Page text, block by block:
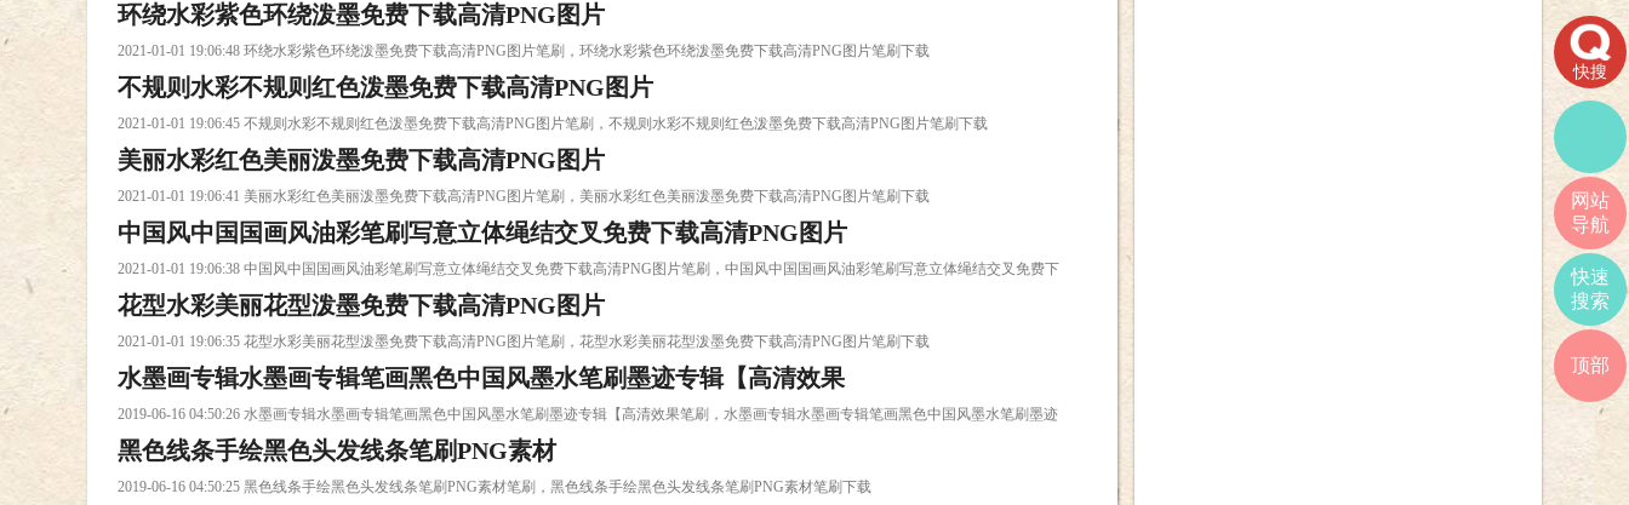
环绕水彩紫色环绕泼墨免费下载高清PNG图片
2021-01-01 19:06:48 环绕水彩紫色环绕泼墨免费下载高清PNG图片笔刷，环绕水彩紫色环绕泼墨免费下载高清PNG图片笔刷下载
不规则水彩不规则红色泼墨免费下载高清PNG图片
2021-01-01 19:06:45 不规则水彩不规则红色泼墨免费下载高清PNG图片笔刷，不规则水彩不规则红色泼墨免费下载高清PNG图片笔刷下载
美丽水彩红色美丽泼墨免费下载高清PNG图片
2021-01-01 19:06:41 美丽水彩红色美丽泼墨免费下载高清PNG图片笔刷，美丽水彩红色美丽泼墨免费下载高清PNG图片笔刷下载
中国风中国国画风油彩笔刷写意立体绳结交叉免费下载高清PNG图片
2021-01-01 19:06:38 中国风中国国画风油彩笔刷写意立体绳结交叉免费下载高清PNG图片笔刷，中国风中国国画风油彩笔刷写意立体绳结交叉免费下
载高清PNG图片笔刷下载
花型水彩美丽花型泼墨免费下载高清PNG图片
2021-01-01 19:06:35 花型水彩美丽花型泼墨免费下载高清PNG图片笔刷，花型水彩美丽花型泼墨免费下载高清PNG图片笔刷下载
水墨画专辑水墨画专辑笔画黑色中国风墨水笔刷墨迹专辑【高清效果
2019-06-16 04:50:26 水墨画专辑水墨画专辑笔画黑色中国风墨水笔刷墨迹专辑【高清效果笔刷，水墨画专辑水墨画专辑笔画黑色中国风墨水笔刷墨迹
专辑【高清效果笔刷下载
黑色线条手绘黑色头发线条笔刷PNG素材
2019-06-16 04:50:25 黑色线条手绘黑色头发线条笔刷PNG素材笔刷，黑色线条手绘黑色头发线条笔刷PNG素材笔刷下载
快搜
网站
导航
快速
搜索
顶部